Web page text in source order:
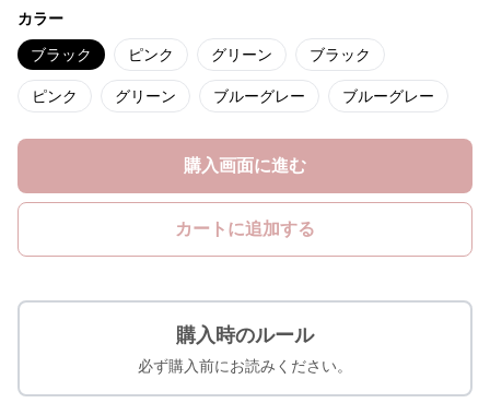
カラー
ブラック ピンク グリーン ブラック
ピンク グリーン ブルーグレー ブルーグレー
購入画面に進む
カートに追加する
購入時のルール
必ず購入前にお読みください。